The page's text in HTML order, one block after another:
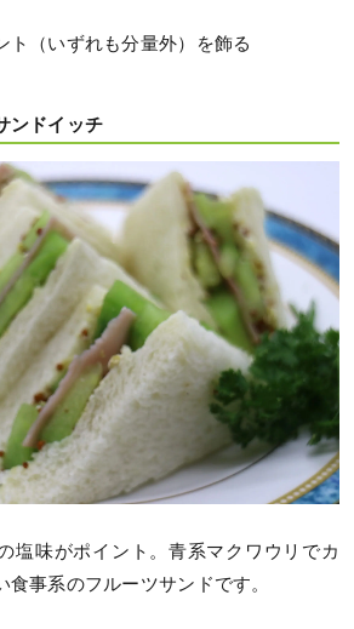
（いずれも分量外）を飾る
ンドイッチ
塩味がポイント。青系マクワウリでカ
食事系のフルーツサンドです。